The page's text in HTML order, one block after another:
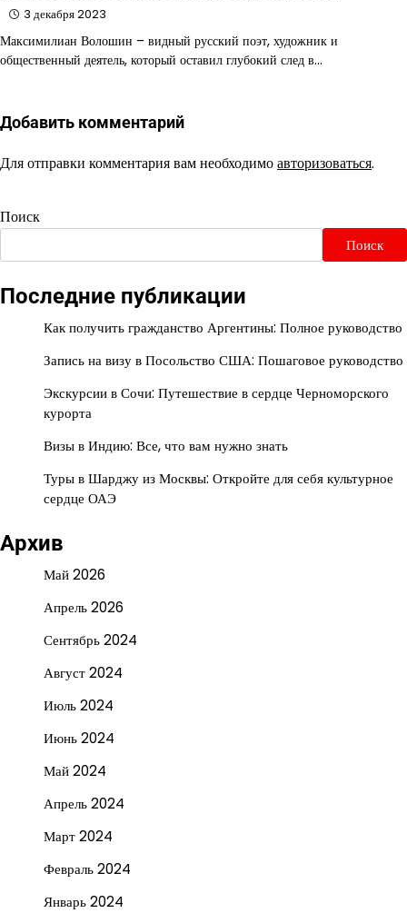
3 декабря 2023
Максимилиан Волошин – видный русский поэт, художник и
общественный деятель, который оставил глубокий след в…
Добавить комментарий
Для отправки комментария вам необходимоавторизоваться.
Поиск
Поиск
Последние публикации
Как получить гражданство Аргентины: Полное руководство
Запись на визу в Посольство США: Пошаговое руководство
Экскурсии в Сочи: Путешествие в сердце Черноморского
курорта
Визы в Индию: Все, что вам нужно знать
Туры в Шарджу из Москвы: Откройте для себя культурное
сердце ОАЭ
Архив
Май 2026
Апрель 2026
Сентябрь 2024
Август 2024
Июль 2024
Июнь 2024
Май 2024
Апрель 2024
Март 2024
Февраль 2024
Январь 2024